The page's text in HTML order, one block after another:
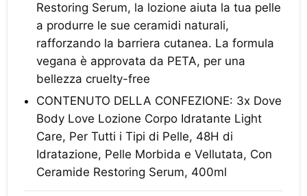
Restoring Serum, la lozione aiuta la tua pelle
a produrre le sue ceramidi naturali,
rafforzando la barriera cutanea. La formula
vegana è approvata da PETA, per una
bellezza cruelty-free
CONTENUTO DELLA CONFEZIONE: 3x Dove
Body Love Lozione Corpo Idratante Light
Care, Per Tutti i Tipi di Pelle, 48H di
Idratazione, Pelle Morbida e Vellutata, Con
Ceramide Restoring Serum, 400ml